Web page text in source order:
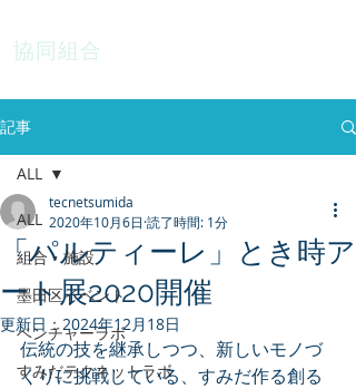
協同組合
記事
ALL
組合・施設
墨田区イベント
ベンチャーラボ
すみだテクネットラボ
ALL
「パルティーレ」とき時ア
ート展2020開催
tecnetsumida
2020年10月6日 読了時間: 1分
更新日：2024年12月18日
伝統の技を継承しつつ、新しいモノづ
くりに挑戦している、すみだ作る創る